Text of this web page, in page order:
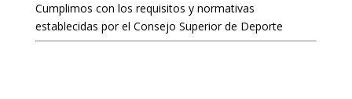
Cumplimos con los requisitos y normativas
establecidas por el Consejo Superior de Deporte